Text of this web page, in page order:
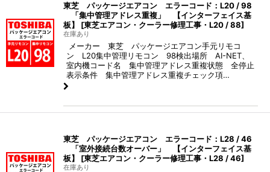
東芝 パッケージエアコン エラーコード：L20 / 98
「集中管理アドレス重複」 【インターフェイス基
板】
[東芝エアコン・クーラー修理工事・L20 / 88]
在庫あり
メーカー 東芝 パッケージエアコン手元リモコ
ン L20集中管理リモコン 98検出場所 AI-NET、
室内機コード名 集中管理アドレス重複状態 全停止
表示条件 集中管理アドレス重複チェック項…
東芝 パッケージエアコン エラーコード：L28 / 46
「室外接続台数オーバー」 【インターフェイス基
板】
[東芝エアコン・クーラー修理工事・L28 / 46]
在庫あり